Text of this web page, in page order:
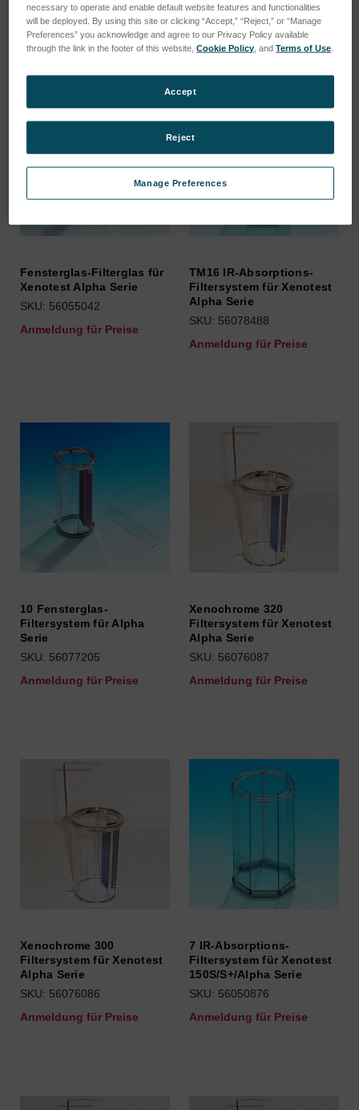
Anmeldung für Preise
Fensterglas-Filterglas für
Xenotest Alpha Serie
SKU: 56055042
Anmeldung für Preise
TM16 IR-Absorptions-
Filtersystem für Xenotest
Alpha Serie
SKU: 56078488
Anmeldung für Preise
10 Fensterglas-
Filtersystem für Alpha
Serie
SKU: 56077205
Anmeldung für Preise
Xenochrome 320
Filtersystem für Xenotest
Alpha Serie
SKU: 56076087
Anmeldung für Preise
Xenochrome 300
Filtersystem für Xenotest
Alpha Serie
SKU: 56076086
Anmeldung für Preise
7 IR-Absorptions-
Filtersystem für Xenotest
150S/S+/Alpha Serie
SKU: 56050876
Anmeldung für Preise
necessary to operate and enable default website features and functionalities
will be deployed. By using this site or clicking “Accept,” “Reject,” or “Manage
Preferences” you acknowledge and agree to our Privacy Policy available
through the link in the footer of this website,Cookie Policy , andTerms of Use
Manage Preferences
Reject
Accept